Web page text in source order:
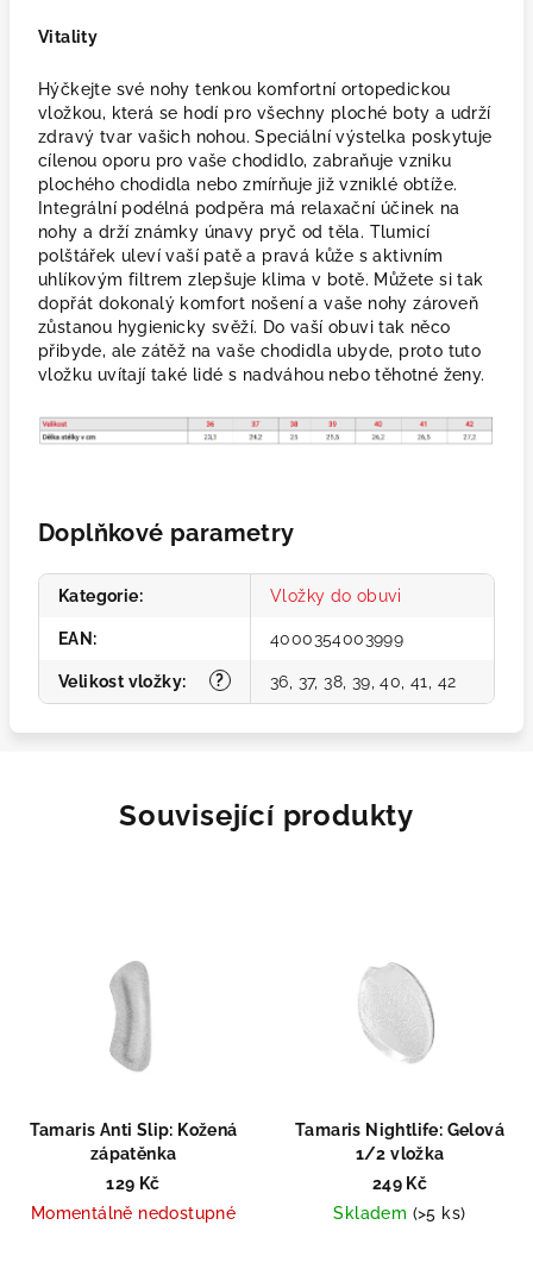
Vitality
Hýčkejte své nohy tenkou komfortní ortopedickou
vložkou, která se hodí pro všechny ploché boty a udrží
zdravý tvar vašich nohou. Speciální výstelka poskytuje
cílenou oporu pro vaše chodidlo, zabraňuje vzniku
plochého chodidla nebo zmírňuje již vzniklé obtíže.
Integrální podélná podpěra má relaxační účinek na
nohy a drží známky únavy pryč od těla. Tlumicí
polštářek uleví vaší patě a pravá kůže s aktivním
uhlíkovým filtrem zlepšuje klima v botě. Můžete si tak
dopřát dokonalý komfort nošení a vaše nohy zároveň
zůstanou hygienicky svěží. Do vaší obuvi tak něco
přibyde, ale zátěž na vaše chodidla ubyde, proto tuto
vložku uvítají také lidé s nadváhou nebo těhotné ženy.
Doplňkové parametry
Kategorie: Vložky do obuvi
EAN : 4000354003999
?
Velikost vložky: 36, 37, 38, 39, 40, 41, 42
Související produkty
Tamaris Anti Slip: Kožená
zápatěnka
129 Kč
Momentálně nedostupné
Tamaris Nightlife: Gelová
1/2 vložka
249 Kč
Skladem (>5 ks)